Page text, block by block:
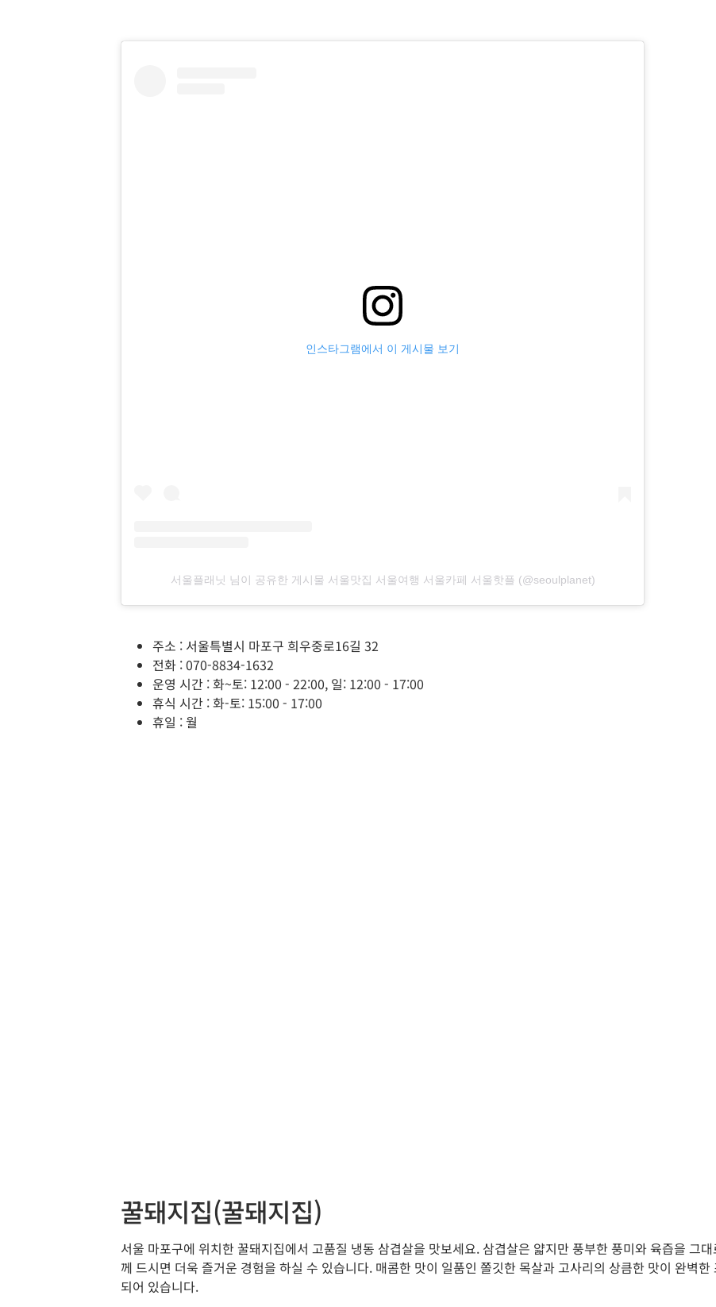
인스타그램에서 이 게시물 보기
서울플래닛 님이 공유한 게시물 서울맛집 서울여행 서울카페 서울핫플 (@seoulplanet)
주소 : 서울특별시 마포구 희우중로16길 32
전화 : 070-8834-1632
운영 시간 : 화~토: 12:00 - 22:00, 일: 12:00 - 17:00
휴식 시간 : 화-토: 15:00 - 17:00
휴일 : 월
꿀돼지집(꿀돼지집)
서울 마포구에 위치한 꿀돼지집에서 고품질 냉동 삼겹살을 맛보세요. 삼겹살은 얇지만 풍부한 풍미와 육즙을 그
께 드시면 더욱 즐거운 경험을 하실 수 있습니다. 매콤한 맛이 일품인 쫄깃한 목살과 고사리의 상큼한 맛이 완벽
되어 있습니다.